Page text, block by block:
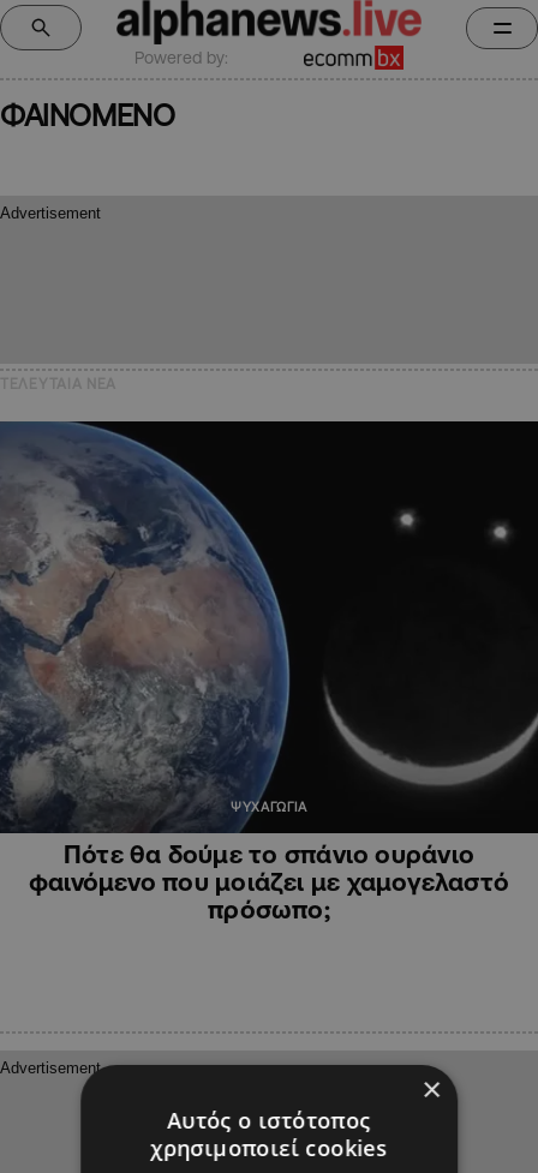
Powered by:
ΦΑΙΝΟΜΕΝΟ
ΨΥΧΑΓΩΓΙΑ
Πότε θα δούμε το σπάνιο ουράνιο
φαινόμενο που μοιάζει με χαμογελαστό
πρόσωπο;
×
Αυτός ο ιστότοπος
χρησιμοποιεί cookies